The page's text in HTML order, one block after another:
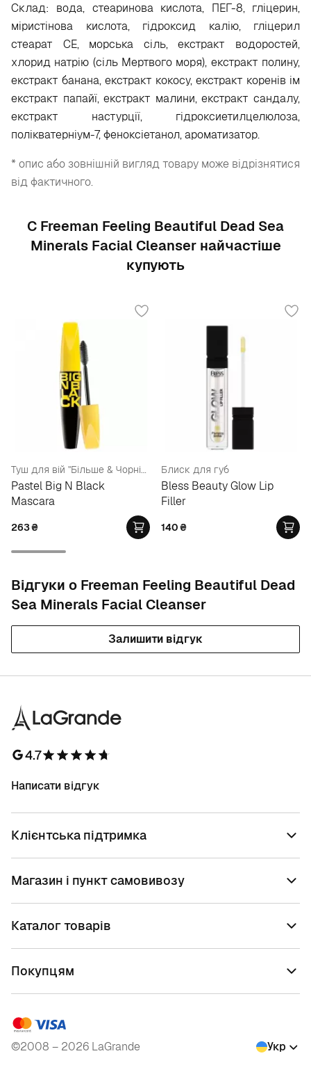
Склад: вода, стеаринова кислота, ПЕГ-8, гліцерин,
міристінова кислота, гідроксид калію, гліцерил
стеарат СЕ, морська сіль, екстракт водоростей,
хлорид натрію (сіль Мертвого моря), екстракт полину,
екстракт банана, екстракт кокосу, екстракт коренів ім
екстракт папайї, екстракт малини, екстракт сандалу,
екстракт настурції, гідроксиетилцелюлоза,
полікватерніум-7, феноксіетанол, ароматизатор.
* опис або зовнішній вигляд товару може відрізнятися
від фактичного.
С Freeman Feeling Beautiful Dead Sea
Minerals Facial Cleanser найчастіше
купують
Туш для вій "Більше & Чорніше"
Pastel Big N Black
Mascara
263₴
Блиск для губ
Bless Beauty Glow Lip
Filler
140₴
Відгуки о Freeman Feeling Beautiful Dead
Sea Minerals Facial Cleanser
Залишити відгук
4.7
Написати відгук
Клієнтська підтримка
Магазин і пункт самовивозу
Каталог товарів
Покупцям
©2008 – 2026 LaGrande
Укр